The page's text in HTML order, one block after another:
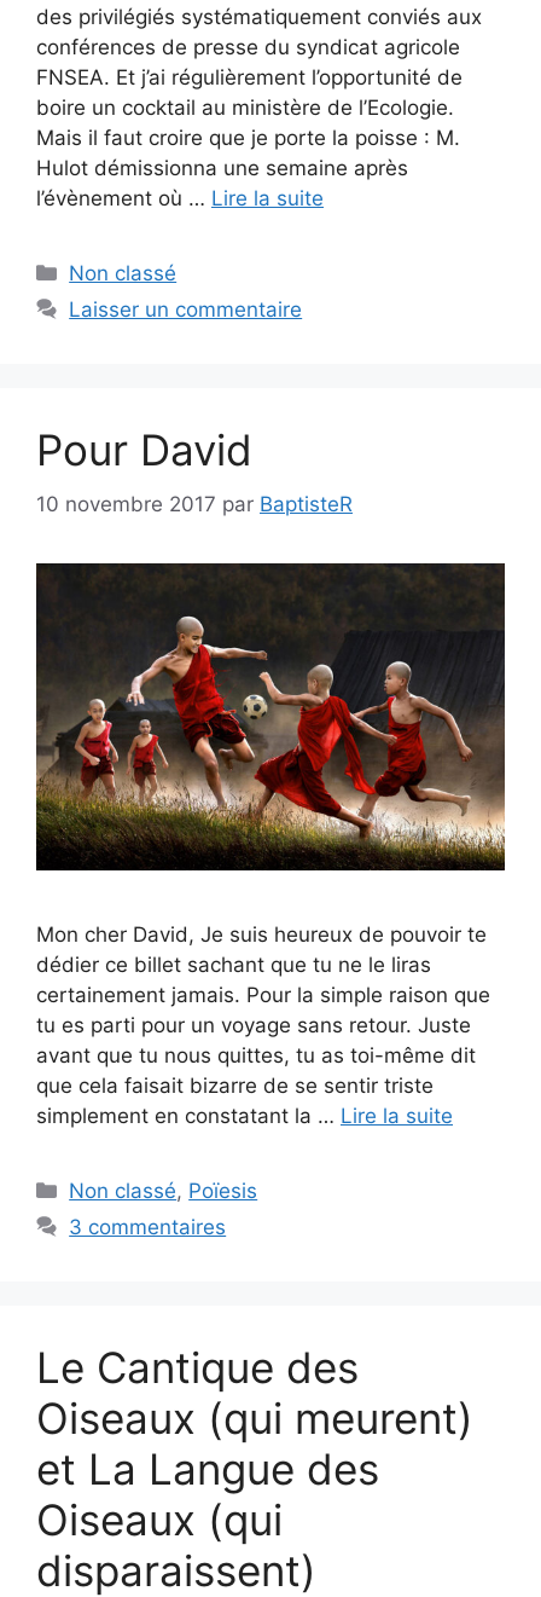
des privilégiés systématiquement conviés aux
conférences de presse du syndicat agricole
FNSEA. Et j’ai régulièrement l’opportunité de
boire un cocktail au ministère de l’Ecologie.
Mais il faut croire que je porte la poisse : M.
Hulot démissionna une semaine après
l’évènement où … Lire la suite
Catégories
Non classé
Laisser un commentaire
Pour David
10 novembre 2017 par BaptisteR
Mon cher David, Je suis heureux de pouvoir te
dédier ce billet sachant que tu ne le liras
certainement jamais. Pour la simple raison que
tu es parti pour un voyage sans retour. Juste
avant que tu nous quittes, tu as toi-même dit
que cela faisait bizarre de se sentir triste
simplement en constatant la … Lire la suite
Catégories
Non classé, Poïesis
3 commentaires
Le Cantique des
Oiseaux (qui meurent)
et La Langue des
Oiseaux (qui
disparaissent)